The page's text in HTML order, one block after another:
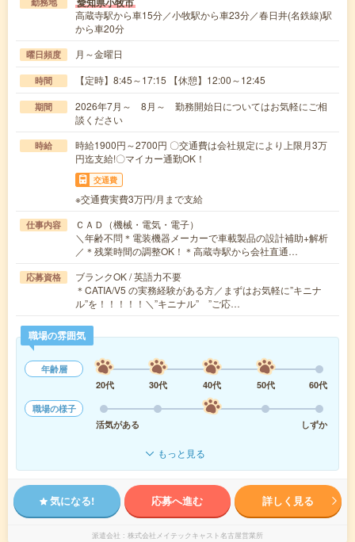
高蔵寺駅から車15分／小牧駅から車23分／春日井(名鉄線)駅
から車20分
曜日頻度 月～金曜日
時間 【定時】8:45～17:15 【休憩】12:00～12:45
期間
2026年7月～ 8月～ 勤務開始日についてはお気軽にご相
談ください
時給
時給1900円～2700円 〇交通費は会社規定により上限月3万
円迄支給!〇マイカー通勤OK！
交通費
※交通費実費3万円/月まで支給
仕事内容
ＣＡＤ（機械・電気・電子）
＼年齢不問＊電装機器メーカーで車載製品の設計補助+解析
／＊残業時間の調整OK！＊高蔵寺駅から会社直通…
応募資格
ブランクOK / 英語力不要
＊CATIA/V5 の実務経験がある方／まずはお気軽に”キニナ
ル”を！！！！！＼”キニナル” ”ご応…
職場の雰囲気
年齢層
20代
30代 40代 50代
60代
職場の様子
活気がある
しずか
もっと見る
気になる! 応募へ進む 詳しく見る
派遣会社 株式会社メイテックキャスト名古屋営業所